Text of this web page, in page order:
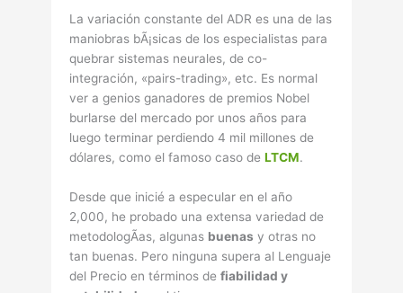
La variación constante del ADR es una de las
maniobras bÃ¡sicas de los especialistas para
quebrar sistemas neurales, de co-
integración, «pairs-trading», etc. Es normal
ver a genios ganadores de premios Nobel
burlarse del mercado por unos años para
luego terminar perdiendo 4 mil millones de
dólares, como el famoso caso deLTCM.
Desde que inicié a especular en el año
2,000, he probado una extensa variedad de
metodologÃ­as, algunas buenas y otras no
tan buenas. Pero ninguna supera al Lenguaje
del Precio en términos defiabilidad y